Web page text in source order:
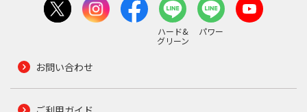
ハード&
グリーン
パワー
お問い合わせ